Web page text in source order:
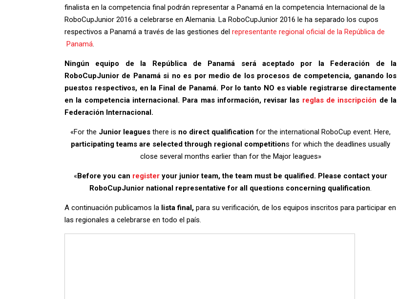
finalista en la competencia final podrán representar a Panamá en la competencia Internacional de la
RoboCupJunior 2016 a celebrarse en Alemania. La RoboCupJunior 2016 le ha separado los cupos
respectivos a Panamá a través de las gestiones del representante regional oficial de la República de
Panamá.
Ningún equipo de la República de Panamá será aceptado por la Federación de la
RoboCupJunior de Panamá si no es por medio de los procesos de competencia, ganando los
puestos respectivos, en la Final de Panamá. Por lo tanto NO es viable registrarse directamente
en la competencia internacional. Para mas información, revisar las reglas de inscripción de la
Federación Internacional.
«For the Junior leagues there is no direct qualification for the international RoboCup event. Here,
participating teams are selected through regional competitions for which the deadlines usually
close several months earlier than for the Major leagues»
«Before you can register your junior team, the team must be qualified. Please contact your
RoboCupJunior national representative for all questions concerning qualification.
A continuación publicamos la lista final, para su verificación, de los equipos inscritos para participar en
las regionales a celebrarse en todo el país.